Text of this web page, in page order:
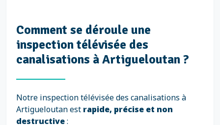
Comment se déroule une
inspection télévisée des
canalisations à Artigueloutan ?
Notre inspection télévisée des canalisations à
Artigueloutan est rapide, précise et non
destructive: